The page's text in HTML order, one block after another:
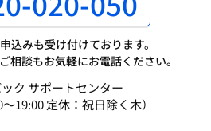
込みも受け付けております。
相談もお気軽にお電話ください。
ク サポートセンター
～19:00 定休：祝日除く木）